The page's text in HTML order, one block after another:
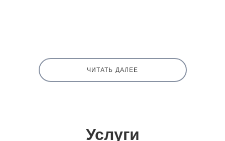
ЧИТАТЬ ДАЛЕЕ
Услуги